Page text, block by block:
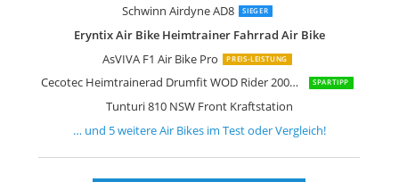
Schwinn Airdyne AD8 SIEGER
Eryntix Air Bike Heimtrainer Fahrrad Air Bike
AsVIVA F1 Air Bike Pro
PREIS-LEISTUNG
Cecotec Heimtrainerad Drumfit WOD Rider 2000 Eolo PRO Air Bike SPARTIPP
Tunturi 810 NSW Front Kraftstation
Movo AirBike Pro Airbike
ION Fitness Air Bike Hiit Ventus
Maxxus AirBike Luftwiderstand
… und 5weitereAir Bikesim Test oder Vergleich!